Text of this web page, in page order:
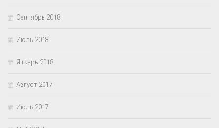
Сентябрь 2018
Июль 2018
Январь 2018
Август 2017
Июль 2017